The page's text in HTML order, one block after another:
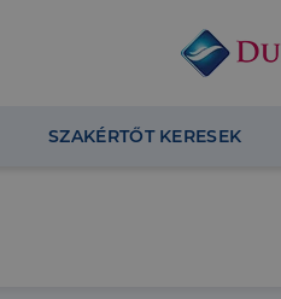
SZAKÉRTŐT KERESEK